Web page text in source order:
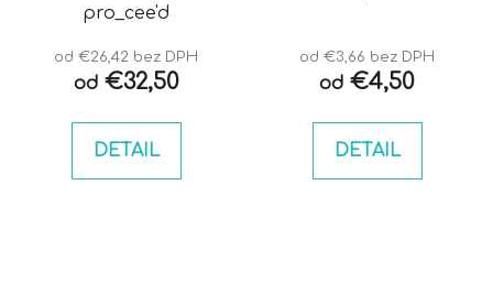
pro_cee'd
od €26,42 bez DPH
od€32,50
DETAIL
od €3,66 bez DPH
od €4,50
DETAIL